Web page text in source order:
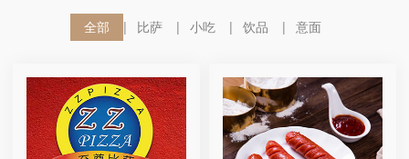
全部 比萨 小吃 饮品 意面